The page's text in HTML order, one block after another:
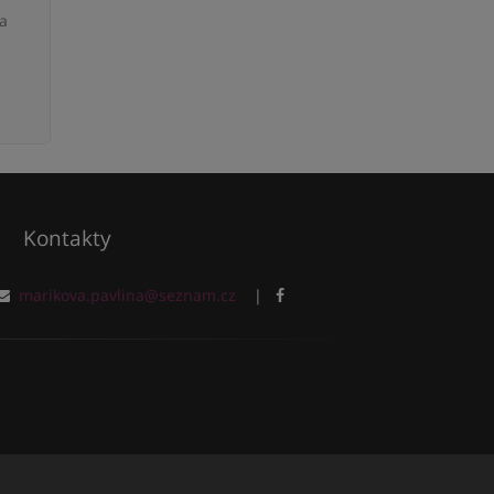
Kontakty
marikova.pavlina@seznam.cz |